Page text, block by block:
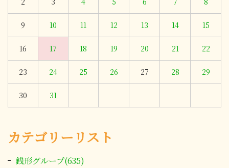
9 10 11 12 13 14 15
16 17 18 19 20 21 22
23 24 25 26 27 28 29
30 31
カテゴリーリスト
銭形グループ(635)